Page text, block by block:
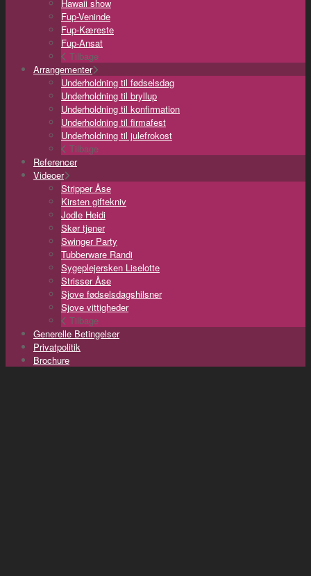
Hawaii show
Fup-Veninde
Fup-Kæreste
Fup-Ansat
Tilbage
Arrangementer
Underholdning til fødselsdag
Underholdning til bryllup
Underholdning til konfirmation
Underholdning til firmafest
Underholdning til julefrokost
Tilbage
Referencer
Videoer
Stripper Åse
Kirsten giftekniv
Jodle Heidi
Skør tjener
Swinger Party
Tubberware Randi
Sygeplejersken Liselotte
Strisser Åse
Sjove fødselsdagshilsner
Sjove vittigheder
Tilbage
Generelle Betingelser
Privatpolitik
Brochure